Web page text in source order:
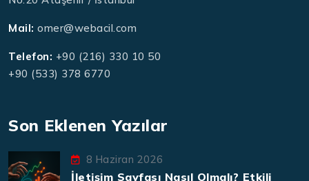
Mail: omer@webacil.com
Telefon: +90 (216) 330 10 50
+90 (533) 378 6770
Son Eklenen Yazılar
8 Haziran 2026
İletişim Sayfası Nasıl Olmalı? Etkili